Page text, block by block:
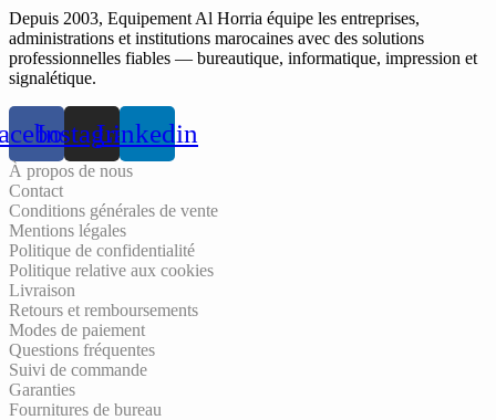
Depuis 2003, Equipement Al Horria équipe les entreprises,
administrations et institutions marocaines avec des solutions
professionnelles fiables — bureautique, informatique, impression et
signalétique.
InstagramLinkedin
À propos de nous
Contact
Conditions générales de vente
Mentions légales
Politique de confidentialité
Politique relative aux cookies
Livraison
Retours et remboursements
Modes de paiement
Questions fréquentes
Suivi de commande
Garanties
Fournitures de bureau